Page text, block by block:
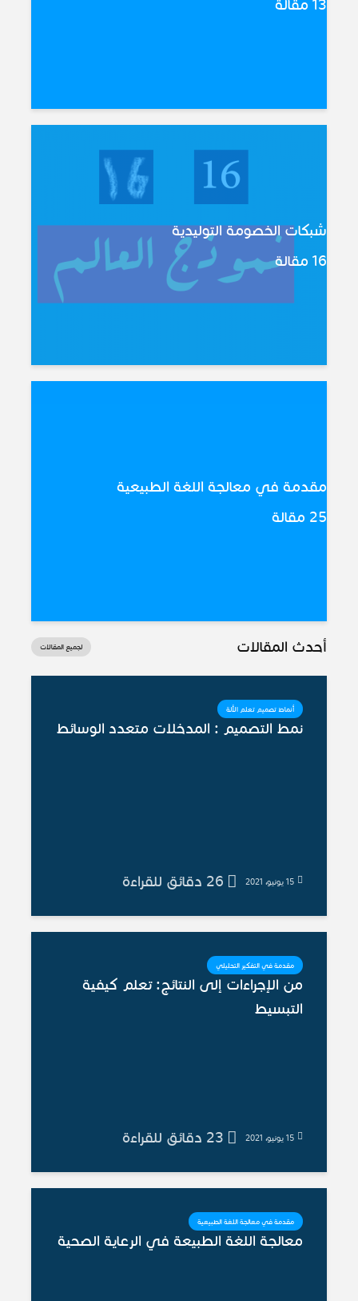
13 مقالة
شبكات الخصومة التوليدية
16 مقالة
مقدمة في معالجة اللغة الطبيعية
25 مقالة
أحدث المقالات لجميع المقالات
أنماط تصميم تعلم الألة
نمط التصميم : المدخلات متعدد الوسائط
15 يونيو، 2021 26 دقائق للقراءة
مقدمة في التفكير التحليلي
من الإجراءات إلى النتائج: تعلم كيفية
التبسيط
15 يونيو، 2021 23 دقائق للقراءة
مقدمة في معالجة اللغة الطبيعية
معالجة اللغة الطبيعة في الرعاية الصحية